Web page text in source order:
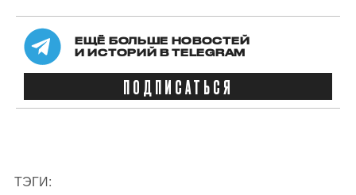
ЕЩЁ БОЛЬШЕ НОВОСТЕЙ
И ИСТОРИЙ В TELEGRAM
ПОДПИСАТЬСЯ
ТЭГИ: